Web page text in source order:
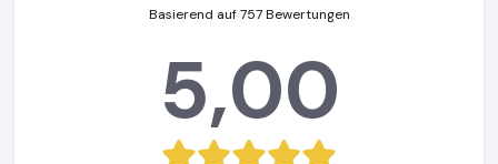
Basierend auf 757 Bewertungen
5,00